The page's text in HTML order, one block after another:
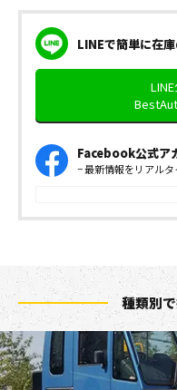
LINEで簡単に在
Facebook公式ア
− 最新情報をリアル
種類別